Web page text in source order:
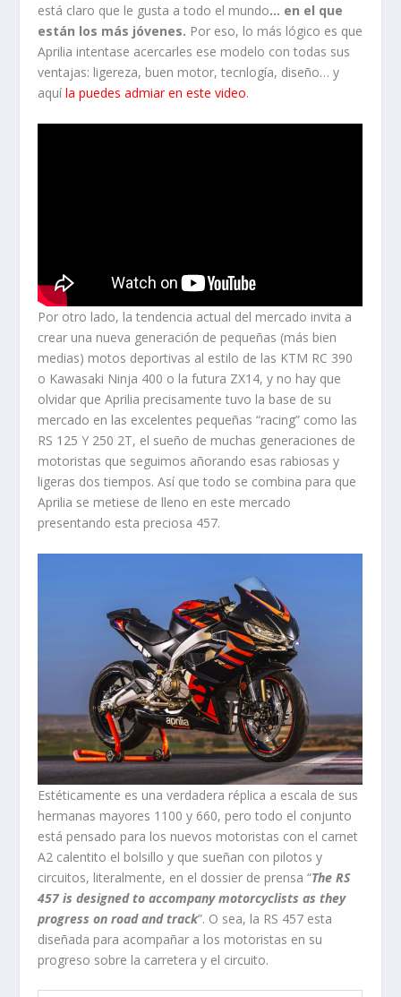
está claro que le gusta a todo el mundo… en el que
están los más jóvenes. Por eso, lo más lógico es que
Aprilia intentase acercarles ese modelo con todas sus
ventajas: ligereza, buen motor, tecnlogía, diseño… y
aquíla puedes admiar en este video.
Por otro lado, la tendencia actual del mercado invita a
crear una nueva generación de pequeñas (más bien
medias) motos deportivas al estilo de las KTM RC 390
o Kawasaki Ninja 400 o la futura ZX14, y no hay que
olvidar que Aprilia precisamente tuvo la base de su
mercado en las excelentes pequeñas “racing” como las
RS 125 Y 250 2T, el sueño de muchas generaciones de
motoristas que seguimos añorando esas rabiosas y
ligeras dos tiempos. Así que todo se combina para que
Aprilia se metiese de lleno en este mercado
presentando esta preciosa 457.
Estéticamente es una verdadera réplica a escala de sus
hermanas mayores 1100 y 660, pero todo el conjunto
está pensado para los nuevos motoristas con el carnet
A2 calentito el bolsillo y que sueñan con pilotos y
circuitos, literalmente, en el dossier de prensa “The RS
457 is designed to accompany motorcyclists as they
progress on road and track”. O sea, la RS 457 esta
diseñada para acompañar a los motoristas en su
progreso sobre la carretera y el circuito.